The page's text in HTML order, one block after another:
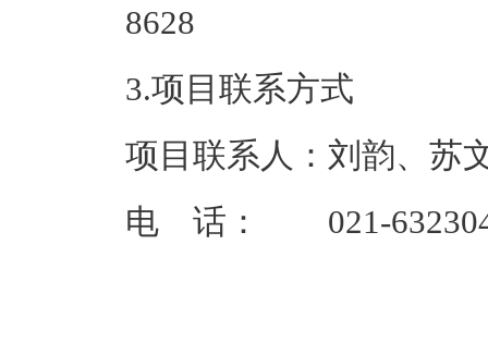
3.项目联系方式
项目联系人：刘韵、苏
电 话： 021-